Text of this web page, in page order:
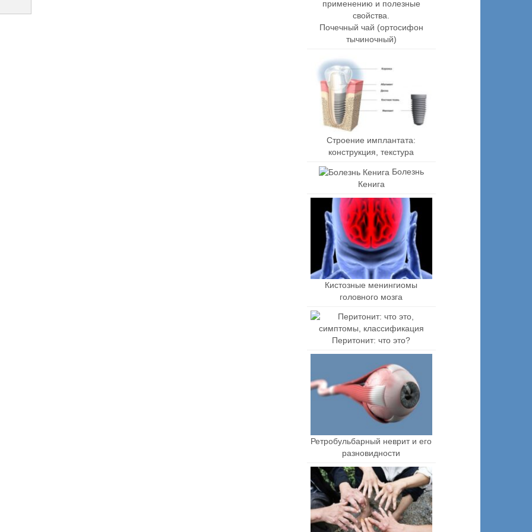
Почечный чай (ортосифон
тычиночный)
Строение имплантата:
конструкция, текстура
Болезнь
Кенига
Кистозные менингиомы
головного мозга
Перитонит: что это?
Ретробульбарный неврит и его
разновидности